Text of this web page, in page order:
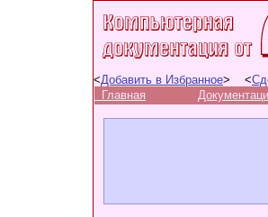
<Добавить в Избранное> <
Главная